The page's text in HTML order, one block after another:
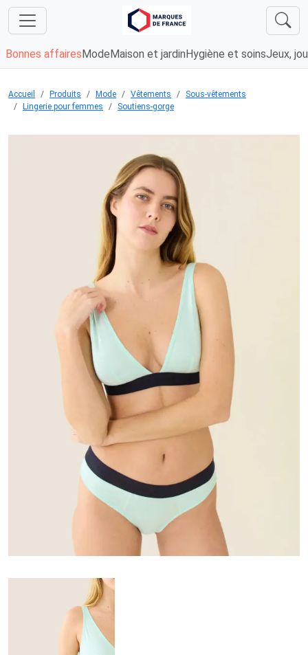
Bonnes affaires Mode Maison et jardin Hygiène et soinsJeux,
Accueil Produits Mode Vêtements
Sous-vêtements
Lingerie pour femmes
Soutiens-gorge